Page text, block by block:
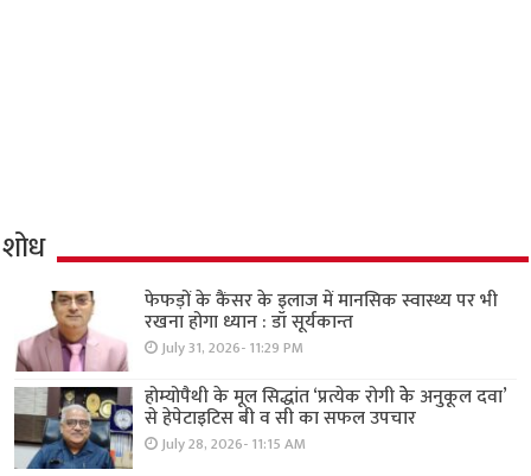
शोध
फेफड़ों के कैंसर के इलाज में मानसिक स्वास्थ्य पर भी
रखना होगा ध्यान : डॉ सूर्यकान्त
July 31, 2026- 11:29 PM
होम्योपैथी के मूल सिद्धांत ‘प्रत्येक रोगी केे अनुकूल दवा’
से हेपेटाइटिस बी व सी का सफल उपचार
July 28, 2026- 11:15 AM